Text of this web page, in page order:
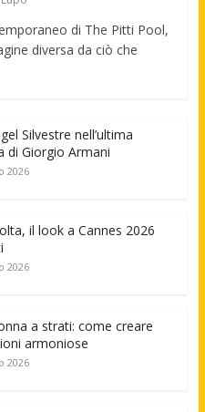
di The Pitti Pool,
diversa da ciò che
Silvestre nell’ultima
di Giorgio Armani
2026
il look a Cannes 2026
2026
a strati: come creare
armoniose
2026